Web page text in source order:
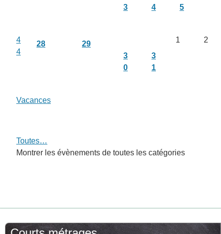
3
4
5
4
4
28
29
3
0
3
1
1 2
Vacances
Toutes…
Montrer les évènements de toutes les catégories